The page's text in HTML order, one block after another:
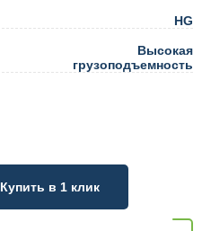
HG
Высокая
грузоподъемность
Купить в 1 клик